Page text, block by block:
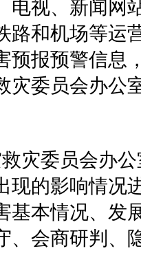
电视、新闻网
路和机场等运
预报预警信息
灾委员会办公
救灾委员会办
现的影响情况
基本情况、发
、会商研判、